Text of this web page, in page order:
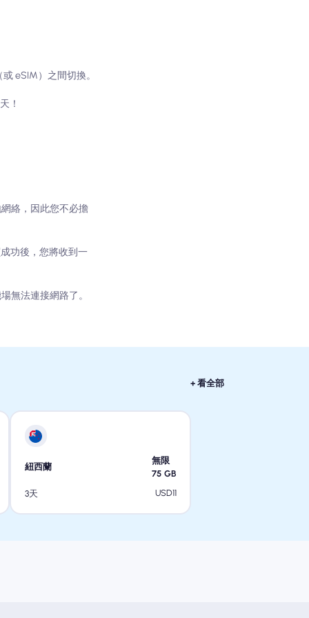
eSIM）之間切換。
！
絡，因此您不必擔
功後，您將收到一
無法連接網路了。
+ 看全部
紐西蘭
無限
75 GB
3天
USD11